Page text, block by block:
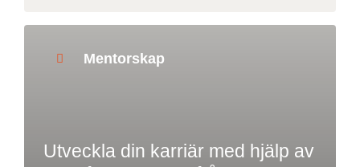
Mentorskap
Utveckla din karriär med hjälp av